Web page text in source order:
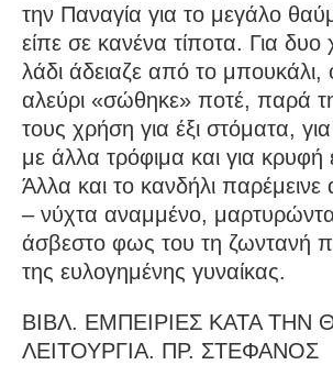
την Παναγία για το μεγάλο
είπε σε κανένα τίποτα. Για δυο
λάδι άδειαζε από το μπουκάλι,
αλεύρι «σώθηκε» ποτέ, παρά
τους χρήση για έξι στό­ματα,
με άλλα τρόφιμα και για κρυφή
Άλλα και το κανδήλι
– νύχτα αναμμένο,
άσβεστο φως του τη ζωντανή
της ευλο­γημένης γυναίκας.
ΒΙΒΛ. ΕΜΠΕΙΡΙΕΣ ΚΑΤΑ ΤΗΝ
ΛΕΙΤΟΥΡΓΙΑ. ΠΡ. ΣΤΕΦΑΝΟΣ